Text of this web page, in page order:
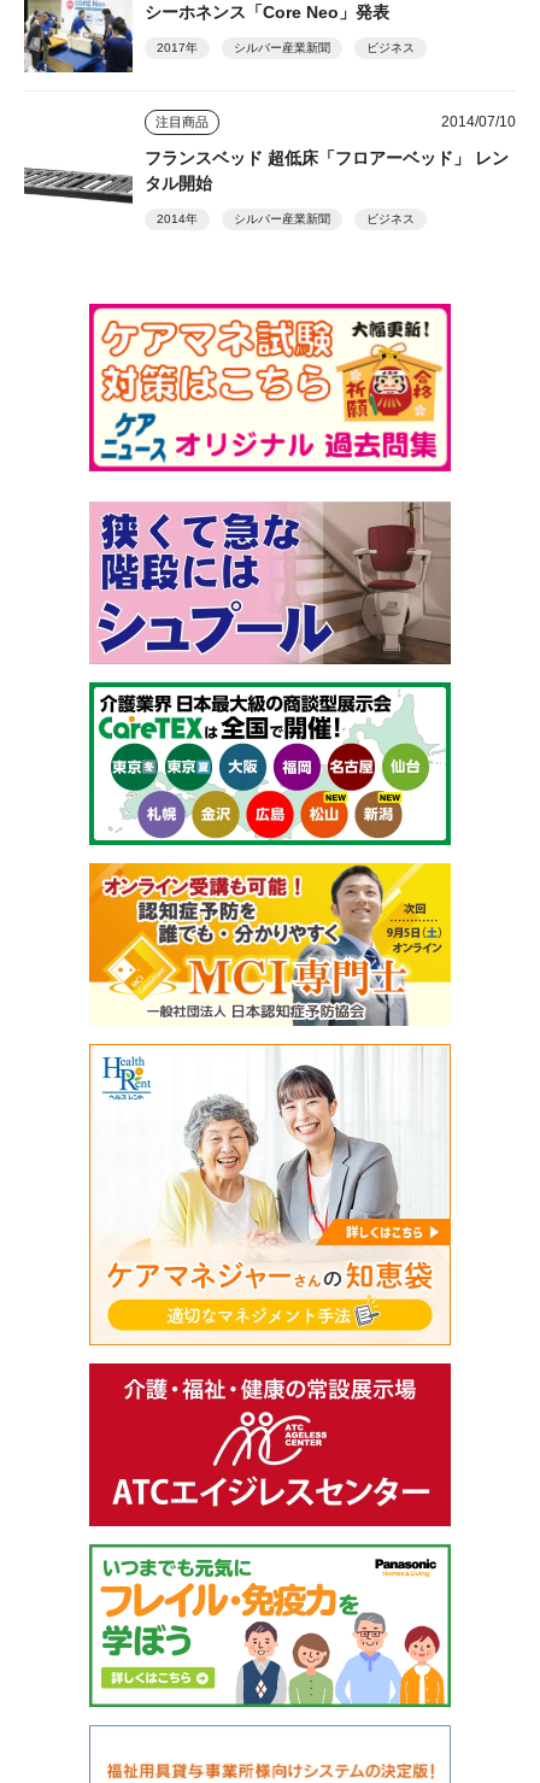
シーホネンス「Core Neo」発表
2017年 シルバー産業新聞 ビジネス
注目商品 2014/07/10
フランスベッド 超低床「フロアーベッド」 レン
タル開始
2014年 シルバー産業新聞 ビジネス